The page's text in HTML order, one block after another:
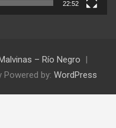
22:52
– Río Negro
Powered by: WordPress